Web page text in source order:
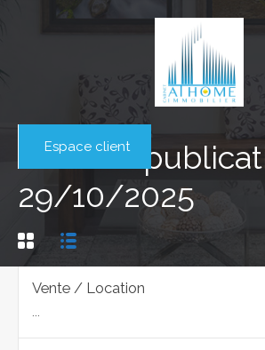
Espace client
Date de
29/10/2025
Vente / Location
...